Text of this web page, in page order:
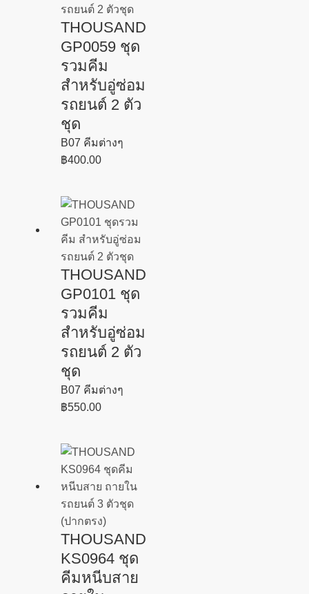
THOUSAND
GP0059 ชุด
รวมคีม
สำหรับอู่ซ่อม
รถยนต์ 2 ตัว
ชุด
B07 คีมต่างๆ
฿400.00
THOUSAND
GP0101 ชุด
รวมคีม
สำหรับอู่ซ่อม
รถยนต์ 2 ตัว
ชุด
B07 คีมต่างๆ
฿550.00
THOUSAND
KS0964 ชุด
คีมหนีบสาย